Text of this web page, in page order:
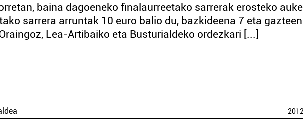
baina dagoeneko finalaurreetako sarrerak erosteko
sarrera arruntak 10 euro balio du, bazkideena 7 eta
Lea-Artibaiko eta Busturialdeko ordezkari [...]
2012